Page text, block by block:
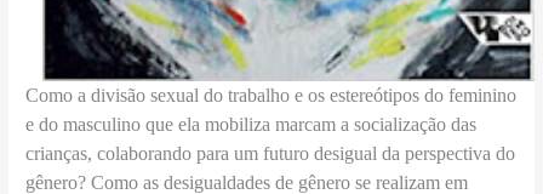
Como a divisão sexual do trabalho e os estereótipos do feminino
e do masculino que ela mobiliza marcam a socialização das
crianças, colaborando para um futuro desigual da perspectiva do
gênero? Como as desigualdades de gênero se realizam em